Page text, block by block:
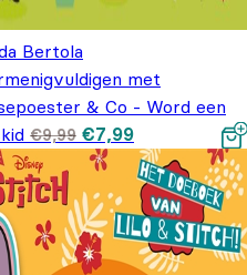
Bertola
met
& Co - Word een
€9,99 Oorspronkelijke
prijs was: €9,99.
€7,99Huidige prijs
is: €7,99.